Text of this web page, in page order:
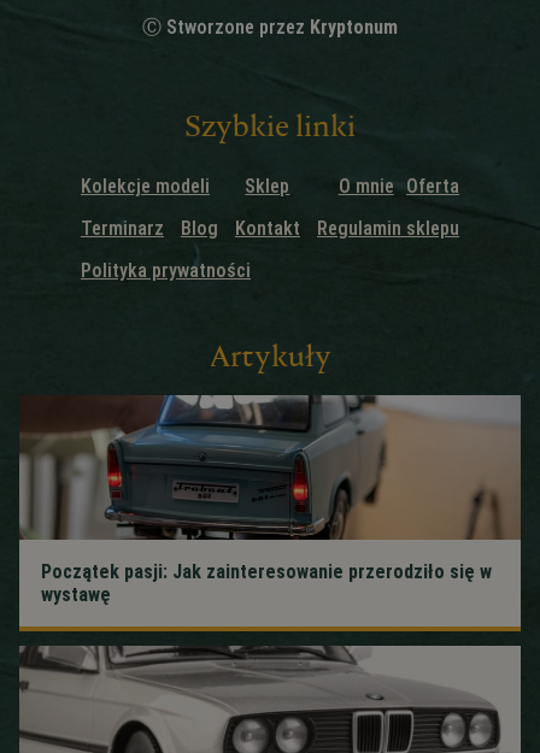
Ⓒ Stworzone przez Kryptonum
Szybkie linki
Kolekcje modeli Sklep O mnie
Oferta
Terminarz
Blog Kontakt
Regulamin sklepu
Polityka prywatności
Artykuły
Początek pasji: Jak zainteresowanie przerodziło się w
wystawę